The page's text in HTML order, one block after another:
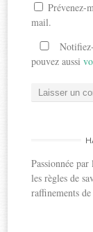
Prévenez-
mail.
pouvez aussi
Passionnée
les règles de
raffinements